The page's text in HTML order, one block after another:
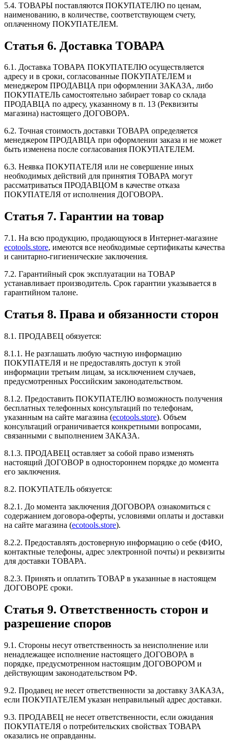
5.4. ТОВАРЫ поставляются ПОКУПАТЕЛЮ по ценам,
наименованию, в количестве, соответствующем счету,
оплаченному ПОКУПАТЕЛЕМ.
Статья 6. Доставка ТОВАРА
6.1. Доставка ТОВАРА ПОКУПАТЕЛЮ осуществляется
адресу и в сроки, согласованные ПОКУПАТЕЛЕМ и
менеджером ПРОДАВЦА при оформлении ЗАКАЗА, либо
ПОКУПАТЕЛЬ самостоятельно забирает товар со склада
ПРОДАВЦА по адресу, указанному в п. 13 (Реквизиты
магазина) настоящего ДОГОВОРА.
6.2. Точная стоимость доставки ТОВАРА определяется
менеджером ПРОДАВЦА при оформлении заказа и не может
быть изменена после согласования ПОКУПАТЕЛЕМ.
6.3. Неявка ПОКУПАТЕЛЯ или не совершение иных
необходимых действий для принятия ТОВАРА могут
рассматриваться ПРОДАВЦОМ в качестве отказа
ПОКУПАТЕЛЯ от исполнения ДОГОВОРА.
Статья 7. Гарантии на товар
7.1. На всю продукцию, продающуюся в Интернет-магазине
ecotools.store, имеются все необходимые сертификаты качества
и санитарно-гигиенические заключения.
7.2. Гарантийный срок эксплуатации на ТОВАР
устанавливает производитель. Срок гарантии указывается в
гарантийном талоне.
Статья 8. Права и обязанности сторон
8.1. ПРОДАВЕЦ обязуется:
8.1.1. Не разглашать любую частную информацию
ПОКУПАТЕЛЯ и не предоставлять доступ к этой
информации третьим лицам, за исключением случаев,
предусмотренных Российским законодательством.
8.1.2. Предоставить ПОКУПАТЕЛЮ возможность получения
бесплатных телефонных консультаций по телефонам,
указанным на сайте магазина (ecotools.store). Объем
консультаций ограничивается конкретными вопросами,
связанными с выполнением ЗАКАЗА.
8.1.3. ПРОДАВЕЦ оставляет за собой право изменять
настоящий ДОГОВОР в одностороннем порядке до момента
его заключения.
8.2. ПОКУПАТЕЛЬ обязуется:
8.2.1. До момента заключения ДОГОВОРА ознакомиться с
содержанием договора-оферты, условиями оплаты и доставки
на сайте магазина (ecotools.store).
8.2.2. Предоставлять достоверную информацию о себе (ФИО,
контактные телефоны, адрес электронной почты) и реквизиты
для доставки ТОВАРА.
8.2.3. Принять и оплатить ТОВАР в указанные в настоящем
ДОГОВОРЕ сроки.
Статья 9. Ответственность сторон и
разрешение споров
9.1. Стороны несут ответственность за неисполнение или
ненадлежащее исполнение настоящего ДОГОВОРА в
порядке, предусмотренном настоящим ДОГОВОРОМ и
действующим законодательством РФ.
9.2. Продавец не несет ответственности за доставку ЗАКАЗА,
если ПОКУПАТЕЛЕМ указан неправильный адрес доставки.
9.3. ПРОДАВЕЦ не несет ответственности, если ожидания
ПОКУПАТЕЛЯ о потребительских свойствах ТОВАРА
оказались не оправданны.